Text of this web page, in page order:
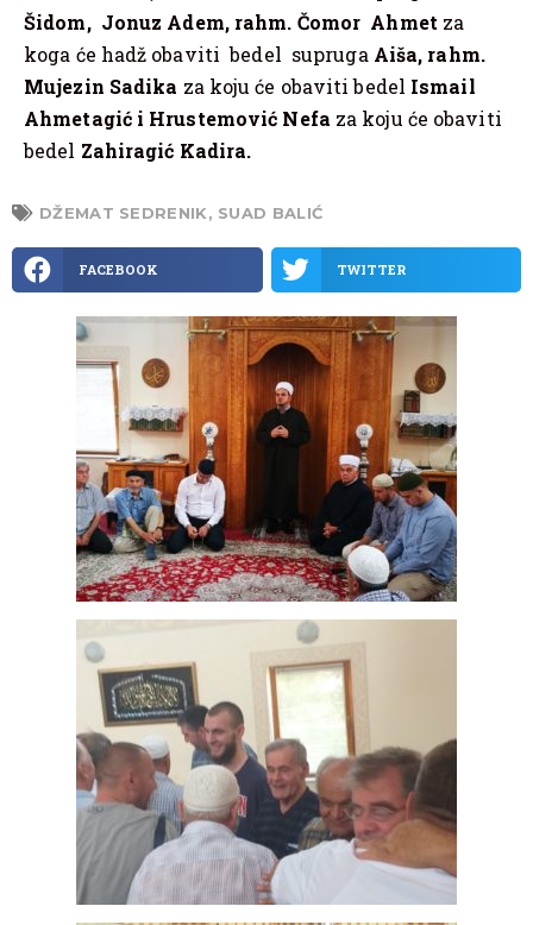
Šidom, Jonuz Adem, rahm. Čomor Ahmet za
koga će hadž obaviti bedel supruga Aiša, rahm.
Mujezin Sadika za koju će obaviti bedel Ismail
Ahmetagić i Hrustemović Nefa za koju će obaviti
bedel Zahiragić Kadira.
DŽEMAT SEDRENIK, SUAD BALIĆ
FACEBOOK TWITTER